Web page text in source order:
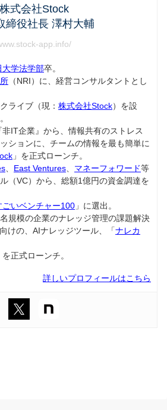
株式会社Stock
締役社長 澤村大輔
app.info/
大学法学部卒。
（NRI）に、経営コンサルタントとし
ライブ（現： 株式会社Stock）を設
IT企業』から、情報共有のストレス
ションに、チームの情報を最も簡単に
」を正式ローンチ。
East Ventures マネーフォワード等
（VC）から、総額1億円の資金調達を
ごいベンチャー100 」に選出。
規模の企業のナレッジ管理の課題解決
けの、AIナレッジツール、「ナレカ
を正式ローンチ。
詳しいプロフィールはこちら